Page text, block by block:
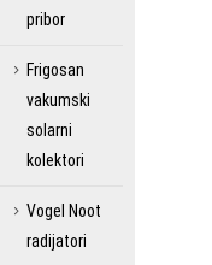
pribor
Frigosan
vakumski
solarni
kolektori
Vogel Noot
radijatori